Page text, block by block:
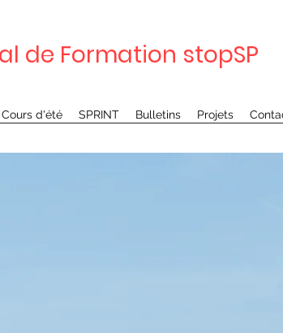
de Formation stopSP
Cours d'été SPRINT Bulletins Projets